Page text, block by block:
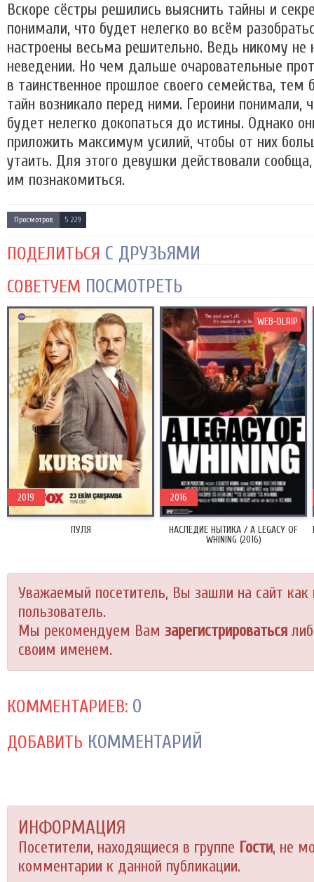
Вскоре сёстры решились выяснить тайны и
понимали, что будет нелегко во всём
настроены весьма решительно. Ведь никому не
неведении. Но чем дальше очаровательные
в таинственное прошлое своего семейства, тем
тайн возникало перед ними. Героини понимали,
будет нелегко докопаться до истины. Однако
приложить максимум усилий, чтобы от них
утаить. Для этого девушки действовали
им познакомиться.
Просмотров 5 229
ПОДЕЛИТЬСЯ С ДРУЗЬЯМИ
СОВЕТУЕМ ПОСМОТРЕТЬ
ПУЛЯ
2019
НАСЛЕДИЕ НЫТИКА / A LEGACY OF
WHINING (2016)
2016
WEB-DLRIP
Уважаемый посетитель, Вы зашли на сайт как
пользователь.
Мы рекомендуем Вам зарегистрироваться
своим именем.
КОММЕНТАРИЕВ: 0
ДОБАВИТЬ КОММЕНТАРИЙ
ИНФОРМАЦИЯ
Посетители, находящиеся в группе Гости, не
комментарии к данной публикации.